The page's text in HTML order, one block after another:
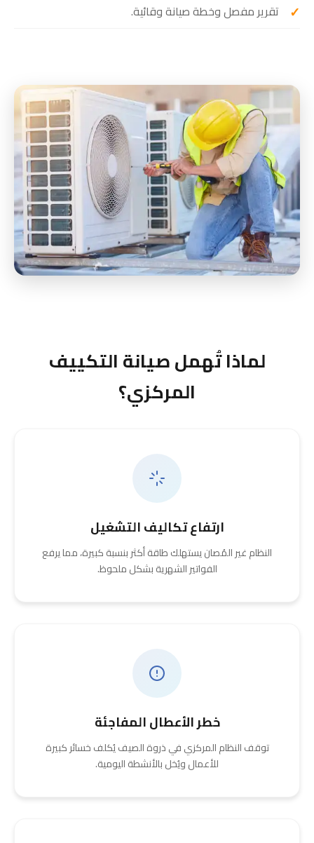
تقرير مفصل وخطة صيانة وقائية.
لماذا تُهمل صيانة التكييف
المركزي؟
ارتفاع تكاليف التشغيل
النظام غير المُصان يستهلك طاقة أكثر بنسبة كبيرة، مما يرفع
الفواتير الشهرية بشكل ملحوظ.
خطر الأعطال المفاجئة
توقف النظام المركزي في ذروة الصيف يُكلف خسائر كبيرة
للأعمال ويُخل بالأنشطة اليومية.